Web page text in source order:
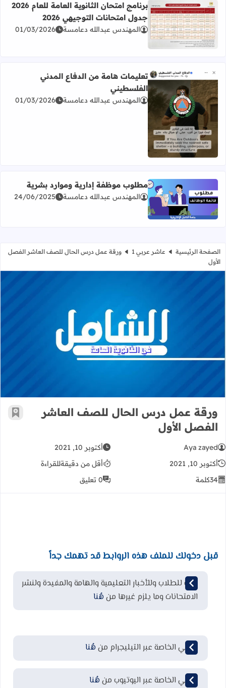
اقرأ المزيد عن برنامج امتحان الثانوية العامة للعام 2026 جدول امتحانات التوجيهي 2026
برنامج امتحان الثانوية العامة للعام 2026
جدول امتحانات التوجيهي 2026
المهندس عبدالله دعامسة 01/03/2026
اقرأ المزيد عن تعليمات هامة من الدفاع المدني الفلسطيني
تعليمات هامة من الدفاع المدني
الفلسطيني
المهندس عبدالله دعامسة 01/03/2026
اقرأ المزيد عن مطلوب موظفة إدارية وموارد بشرية
مطلوب موظفة إدارية وموارد بشرية
المهندس عبدالله دعامسة 24/06/2025
الصفحة الرئيسية عاشر عربي 1
ورقة عمل درس الحال للصف العاشر الفصل
الأول
ورقة عمل درس الحال للصف العاشر
ورقة عمل درس الحال للصف العاشر
الفصل الأول
أضف
Aya zayed
أكتوبر 10, 2021
أكتوبر 10, 2021
أقل من دقيقةللقراءة
34كلمة 0 تعليق
قبل دخولك للملف هذه الروابط قد تهمك جداً
قناة للطلاب وللأخبار التعليمية والهامة والمفيدة ولنشر
الامتحانات وما يلزم غيرها من هُنا
قناتي الخاصة عبر التيليجرام من هُنا
قناتي الخاصة عبر اليوتيوب من هُنا